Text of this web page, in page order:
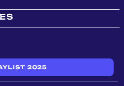
2025